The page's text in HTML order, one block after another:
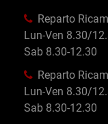
Reparto
Lun-Ven 8.30/
Sab 8.30-12.30
Reparto
Lun-Ven 8.30/
Sab 8.30-12.30